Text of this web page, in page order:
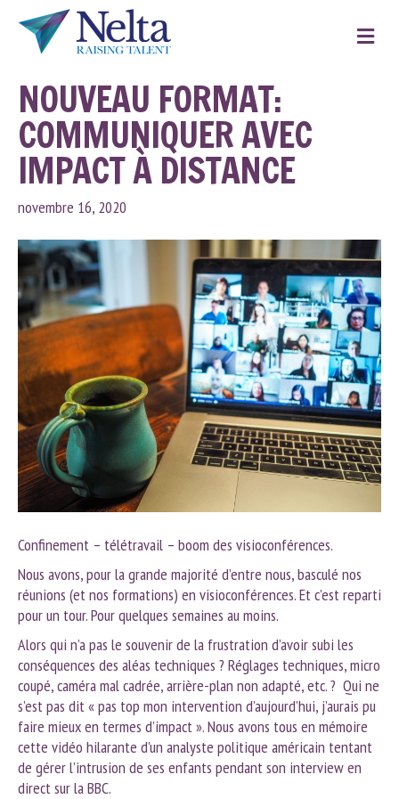
M
e
NOUVEAU FORMAT:
COMMUNIQUER AVEC
IMPACT À DISTANCE
novembre 16, 2020
Confinement – télétravail – boom des visioconférences.
Nous avons, pour la grande majorité d’entre nous, basculé nos
réunions (et nos formations) en visioconférences. Et c’est reparti
pour un tour. Pour quelques semaines au moins.
Alors qui n’a pas le souvenir de la frustration d’avoir subi les
conséquences des aléas techniques ? Réglages techniques, micro
coupé, caméra mal cadrée, arrière-plan non adapté, etc. ? Qui ne
s’est pas dit « pas top mon intervention d’aujourd’hui, j’aurais pu
faire mieux en termes d’impact ». Nous avons tous en mémoire
cette vidéo hilarante d’un analyste politique américain tentant
de gérer l’intrusion de ses enfants pendant son interview en
direct sur la BBC.